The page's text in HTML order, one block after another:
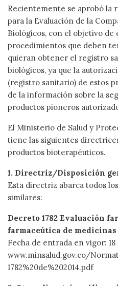
Recientemente se aprobó la
para la Evaluación de la
Biológicos, con el objetivo de
procedimientos que deben
quieran obtener el registro
biológicos, ya que la
(registro sanitario) de estos
de la información sobre la
productos pioneros
El Ministerio de Salud y
tiene las siguientes
productos bioterapéuticos.
1. Directriz/Disposición
Esta directriz abarca todos
similares:
Decreto 1782 Evaluación
farmaceútica de
Fecha de entrada en vigor:
www.minsalud.gov.co/
1782%20de%202014.pdf